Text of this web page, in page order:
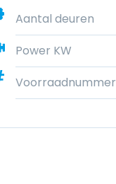
Aantal deuren
Power KW
Voorraadnummer